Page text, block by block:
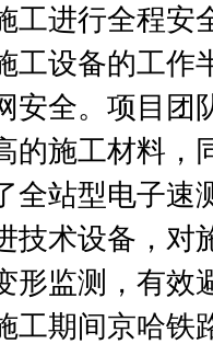
工进行全程安
工设备的工作
安全。项目团
的施工材料，
全站型电子速
技术设备，对
形监测，有效
工期间京哈铁